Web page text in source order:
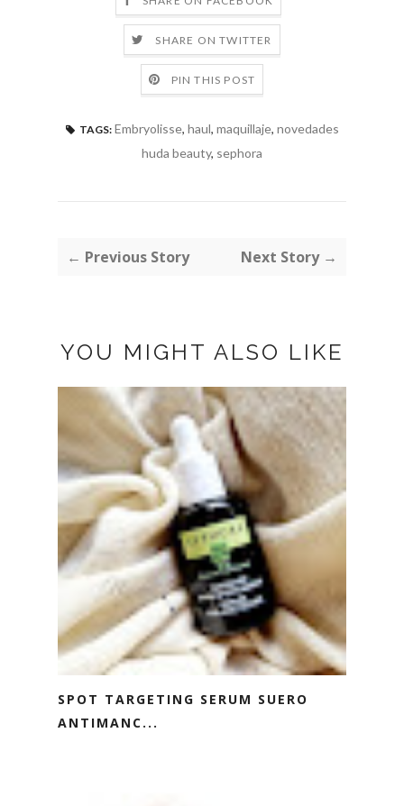
SHARE ON TWITTER
PIN THIS POST
TAGS: Embryolisse, haul, maquillaje, novedades
huda beauty, sephora
← Previous Story Next Story →
YOU MIGHT ALSO LIKE
SPOT TARGETING SERUM SUERO
ANTIMANC...